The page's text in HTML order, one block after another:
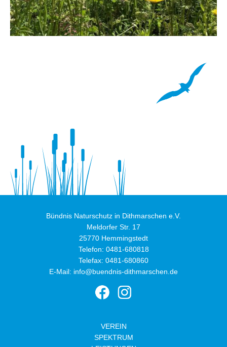
Bündnis Naturschutz in Dithmarschen e.V.
Meldorfer Str. 17
25770 Hemmingstedt
Telefon: 0481-680818
Telefax: 0481-680860
E-Mail: info@buendnis-dithmarschen.de
VEREIN
SPEKTRUM